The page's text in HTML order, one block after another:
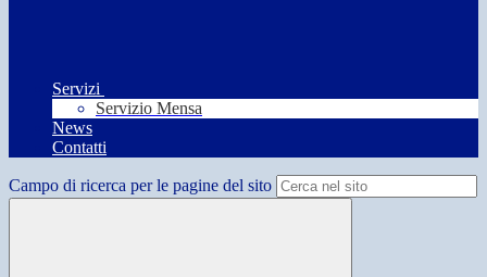
Servizi
Servizio Mensa
News
Contatti
Campo di ricerca per le pagine del sito